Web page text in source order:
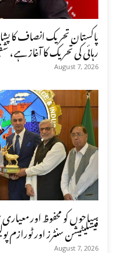
پاکستان تحریک انصاف کا
رہائی کی تحریک کا آغاز ہے،
August 7, 2026
سیاحوں کو محفوظ اور
فیسلیٹیشن سنٹرز اور
August 7, 2026